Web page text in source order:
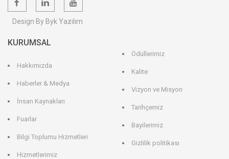
Design By Byk Yazılım
KURUMSAL
Hakkımızda
Haberler & Medya
İnsan Kaynakları
Fuarlar
Bilgi Toplumu Hizmetleri
Hizmetlerimiz
Ödüllerimiz
Kalite
Vizyon ve Misyon
Tarihçemiz
Bayilerimiz
Gizlilik politikası